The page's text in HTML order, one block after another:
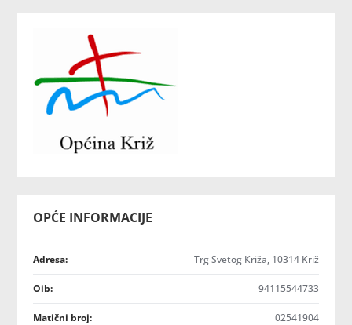
OPĆE INFORMACIJE
Adresa: Trg Svetog Križa, 10314 Križ
Oib: 94115544733
Matični broj: 02541904